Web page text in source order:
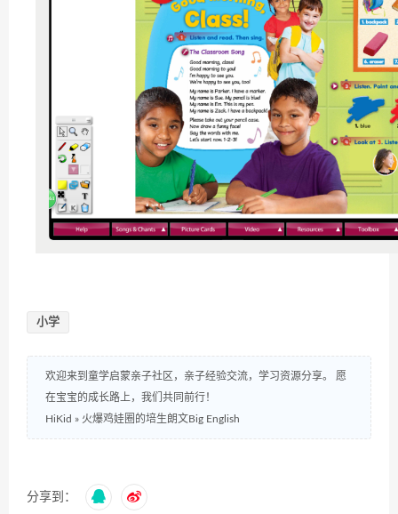
小学
欢迎来到童学启蒙亲子社区，亲子经验交流，学习资源分享。 愿
在宝宝的成长路上，我们共同前行！
HiKid » 火爆鸡娃圈的培生朗文Big English
分享到：